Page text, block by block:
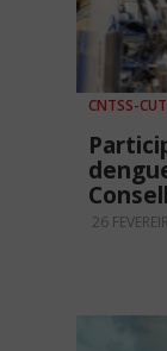
CNTSS-CUT
26